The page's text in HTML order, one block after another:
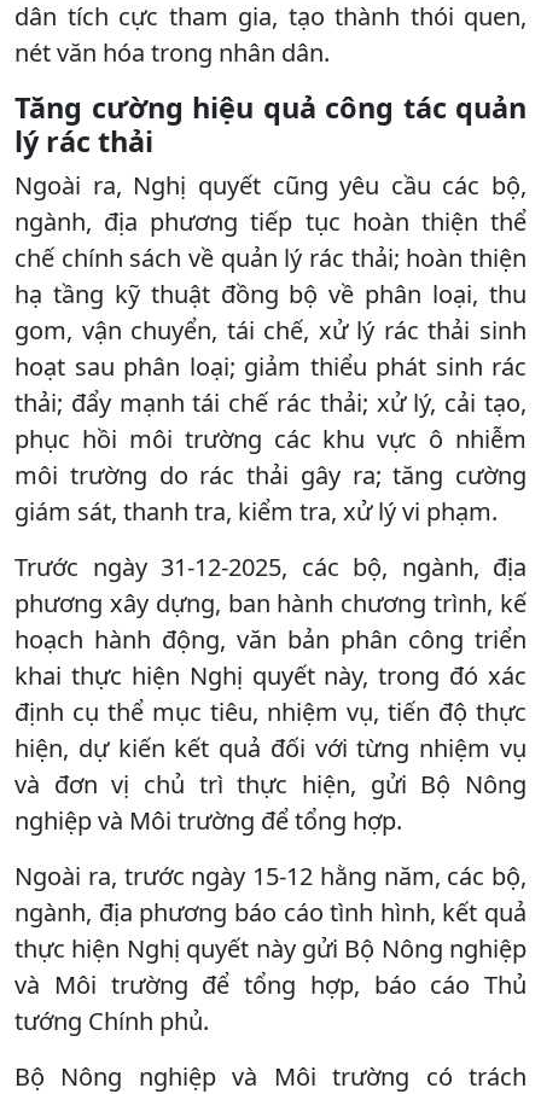
dân tích cực tham gia, tạo thành thói quen,
nét văn hóa trong nhân dân.
Tăng cường hiệu quả công tác quản
lý rác thải
Ngoài ra, Nghị quyết cũng yêu cầu các bộ,
ngành, địa phương tiếp tục hoàn thiện thể
chế chính sách về quản lý rác thải; hoàn thiện
hạ tầng kỹ thuật đồng bộ về phân loại, thu
gom, vận chuyển, tái chế, xử lý rác thải sinh
hoạt sau phân loại; giảm thiểu phát sinh rác
thải; đẩy mạnh tái chế rác thải; xử lý, cải tạo,
phục hồi môi trường các khu vực ô nhiễm
môi trường do rác thải gây ra; tăng cường
giám sát, thanh tra, kiểm tra, xử lý vi phạm.
Trước ngày 31-12-2025, các bộ, ngành, địa
phương xây dựng, ban hành chương trình, kế
hoạch hành động, văn bản phân công triển
khai thực hiện Nghị quyết này, trong đó xác
định cụ thể mục tiêu, nhiệm vụ, tiến độ thực
hiện, dự kiến kết quả đối với từng nhiệm vụ
và đơn vị chủ trì thực hiện, gửi Bộ Nông
nghiệp và Môi trường để tổng hợp.
Ngoài ra, trước ngày 15-12 hằng năm, các bộ,
ngành, địa phương báo cáo tình hình, kết quả
thực hiện Nghị quyết này gửi Bộ Nông nghiệp
và Môi trường để tổng hợp, báo cáo Thủ
tướng Chính phủ.
Bộ Nông nghiệp và Môi trường có trách